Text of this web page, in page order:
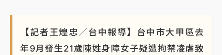
【記者王煌忠／台中報導】台中市大甲區去
年9月發生21歲陳姓身障女子疑遭拘禁凌虐致